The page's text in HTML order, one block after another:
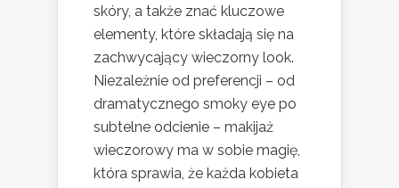
skóry, a także znać kluczowe
elementy, które składają się na
zachwycający wieczorny look.
Niezależnie od preferencji – od
dramatycznego smoky eye po
subtelne odcienie – makijaż
wieczorowy ma w sobie magię,
która sprawia, że każda kobieta